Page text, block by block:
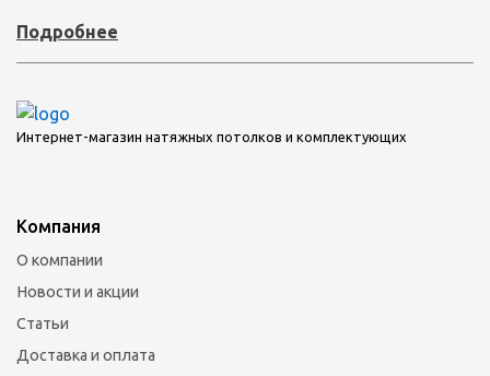
Подробнее
Интернет-магазин натяжных потолков и комплектующих
Компания
О компании
Новости и акции
Статьи
Доставка и оплата